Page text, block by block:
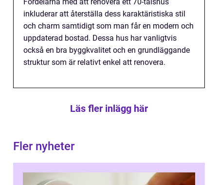
inkluderar att återställa dess karaktäristiska stil
och charm samtidigt som man får en modern och
uppdaterad bostad. Dessa hus har vanligtvis
också en bra byggkvalitet och en grundläggande
struktur som är relativt enkel att renovera.
Läs fler inlägg här
Fler nyheter